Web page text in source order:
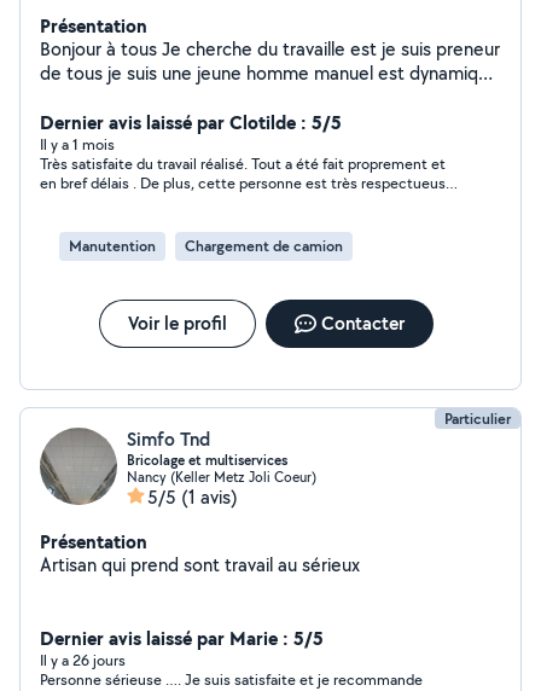
Présentation
Bonjour à tous Je cherche du travaille est je suis preneur
de tous je suis une jeune homme manuel est dynamique
pas à me contacter si besoin je suis joignable à tous
Dernier avis laissé par Clotilde : 5/5
Il y a 1 mois
Très satisfaite du travail réalisé. Tout a été fait proprement et
en bref délais . De plus, cette personne est très respectueuse,
Manutention
Chargement de camion
Voir le profil Contacter
Particulier
Simfo Tnd
Bricolage et multiservices
Nancy (Keller Metz Joli Coeur)
5/5 (1 avis)
Présentation
Artisan qui prend sont travail au sérieux
Dernier avis laissé par Marie : 5/5
Il y a 26 jours
Personne sérieuse …. Je suis satisfaite et je recommande